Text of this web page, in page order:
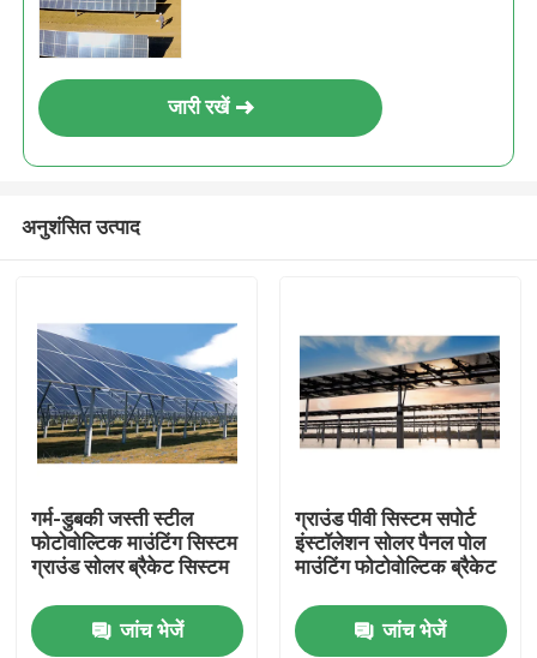
जारी रखें
अनुशंसित उत्पाद
गर्म-डुबकी जस्ती स्टील
फोटोवोल्टिक माउंटिंग सिस्टम
ग्राउंड सोलर ब्रैकेट सिस्टम
जांच भेजें
ग्राउंड पीवी सिस्टम सपोर्ट
इंस्टॉलेशन सोलर पैनल पोल
माउंटिंग फोटोवोल्टिक ब्रैकेट
जांच भेजें